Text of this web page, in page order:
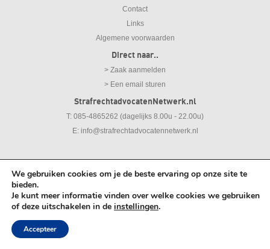
Contact
Links
Algemene voorwaarden
Direct naar..
> Zaak aanmelden
> Een email sturen
StrafrechtadvocatenNetwerk.nl
T: 085-4865262 (dagelijks 8.00u - 22.00u)
E: info@strafrechtadvocatennetwerk.nl
© 2026Strafrechtadvocaten Netwerk
Meld gratis en vrijblijvend uw zaak aan.
We gebruiken cookies om je de beste ervaring op onze site te
bieden.
Je kunt meer informatie vinden over welke cookies we gebruiken
of deze uitschakelen in de instellingen.
Accepteer